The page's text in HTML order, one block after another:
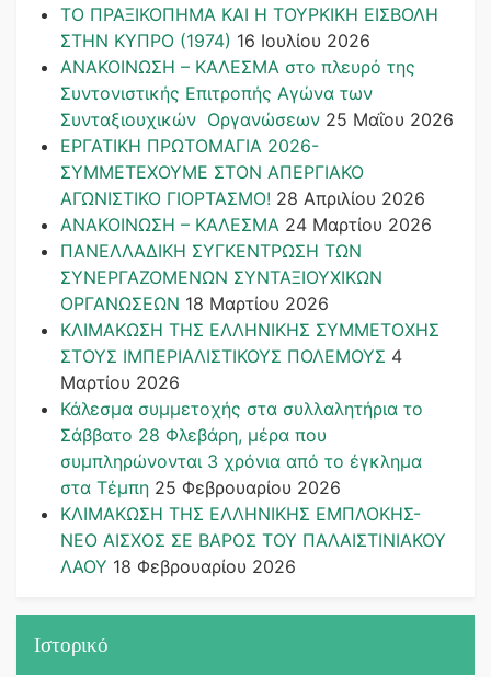
ΤΟ ΠΡΑΞΙΚΟΠΗΜΑ ΚΑΙ H ΤΟΥΡΚΙΚΗ ΕΙΣΒΟΛΗ
ΣΤΗΝ ΚΥΠΡΟ (1974) 16 Ιουλίου 2026
ΑΝΑΚΟΙΝΩΣΗ – ΚΑΛΕΣΜΑ στο πλευρό της
Συντονιστικής Επιτροπής Αγώνα των
Συνταξιουχικών Οργανώσεων 25 Μαΐου 2026
ΕΡΓΑΤΙΚΗ ΠΡΩΤΟΜΑΓΙΑ 2026-
ΣΥΜΜΕΤΕΧΟΥΜΕ ΣΤΟΝ ΑΠΕΡΓΙΑΚΟ
ΑΓΩΝΙΣΤΙΚΟ ΓΙΟΡΤΑΣΜΟ! 28 Απριλίου 2026
ΑΝΑΚΟΙΝΩΣΗ – ΚΑΛΕΣΜΑ 24 Μαρτίου 2026
ΠΑΝΕΛΛΑΔΙΚΗ ΣΥΓΚΕΝΤΡΩΣΗ ΤΩΝ
ΣΥΝΕΡΓΑΖΟΜΕΝΩΝ ΣΥΝΤΑΞΙΟΥΧΙΚΩΝ
ΟΡΓΑΝΩΣΕΩΝ 18 Μαρτίου 2026
ΚΛΙΜΑΚΩΣΗ ΤΗΣ ΕΛΛΗΝΙΚΗΣ ΣΥΜΜΕΤΟΧΗΣ
ΣΤΟΥΣ ΙΜΠΕΡΙΑΛΙΣΤΙΚΟΥΣ ΠΟΛΕΜΟΥΣ 4
Μαρτίου 2026
Κάλεσμα συμμετοχής στα συλλαλητήρια το
Σάββατο 28 Φλεβάρη, μέρα που
συμπληρώνονται 3 χρόνια από το έγκλημα
στα Τέμπη 25 Φεβρουαρίου 2026
ΚΛΙΜΑΚΩΣΗ ΤΗΣ ΕΛΛΗΝΙΚΗΣ ΕΜΠΛΟΚΗΣ-
ΝΕΟ ΑΙΣΧΟΣ ΣΕ ΒΑΡΟΣ ΤΟΥ ΠΑΛΑΙΣΤΙΝΙΑΚΟΥ
ΛΑΟΥ 18 Φεβρουαρίου 2026
Ιστορικό